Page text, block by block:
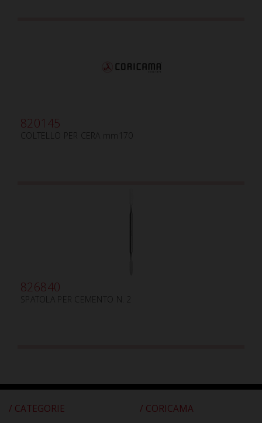
820145
COLTELLO PER CERA mm170
826840
SPATOLA PER CEMENTO N. 2
/ CATEGORIE / CORICAMA